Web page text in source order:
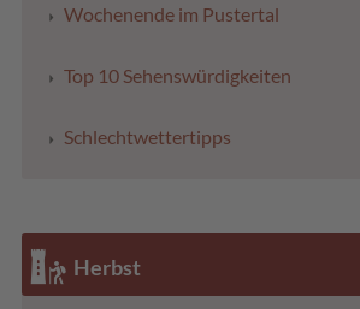
Wochenende im Pustertal
Top 10 Sehenswürdigkeiten
Schlechtwettertipps
Herbst